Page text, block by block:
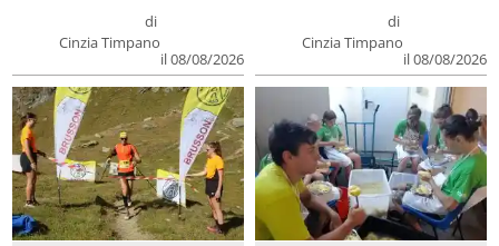
di
Cinzia Timpano
il 08/08/2026
di
Cinzia Timpano
il 08/08/2026